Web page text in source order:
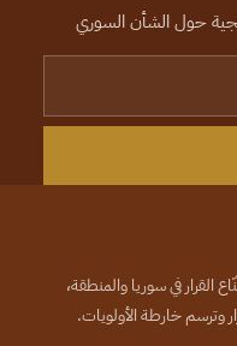
حول الشأن السوري
في سوريا والمنطقة،
وترسم خارطة الأولويات.